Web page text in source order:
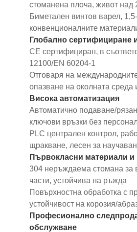
стоманена плоча, живот над
Биметален винтов варел,
конвенционалните
Глобално сертифициране
CE сертифициран, в
12100/EN 60204-1
Отговаря на
опазване на околната среда
Висока автоматизация
Автоматично подаване/
ключови връзки без
PLC централен контрол,
щракване, лесен за
Първокласни материали и
304 неръждаема стомана за
части, устойчива на ръжда
Повърхностна обработка с
устойчивост на корозия/
Професионално
обслужване